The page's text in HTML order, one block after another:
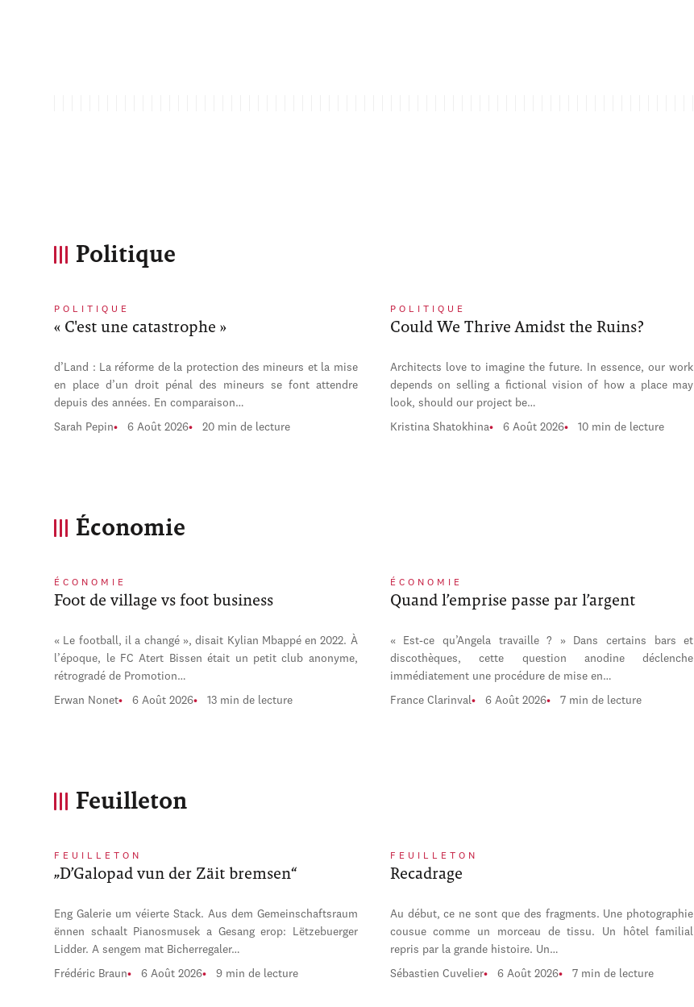
Politique
POLITIQUE
« C'est une catastrophe »
d’Land : La réforme de la protection des mineurs et la mise
en place d’un droit pénal des mineurs se font attendre
depuis des années. En comparaison…
Sarah Pepin 6 Août 2026 20 min de lecture
POLITIQUE
Could We Thrive Amidst the Ruins?
Architects love to imagine the future. In essence, our work
depends on selling a fictional vision of how a place may
look, should our project be…
Kristina Shatokhina 6 Août 2026 10 min de lecture
Économie
ÉCONOMIE
Foot de village vs foot business
« Le football, il a changé », disait Kylian Mbappé en 2022. À
l’époque, le FC Atert Bissen était un petit club anonyme,
rétrogradé de Promotion…
Erwan Nonet 6 Août 2026 13 min de lecture
ÉCONOMIE
Quand l’emprise passe par l’argent
« Est-ce qu’Angela travaille ? » Dans certains bars et
discothèques, cette question anodine déclenche
immédiatement une procédure de mise en…
France Clarinval 6 Août 2026 7 min de lecture
Feuilleton
FEUILLETON
„D’Galopad vun der Zäit bremsen“
Eng Galerie um véierte Stack. Aus dem Gemeinschaftsraum
ënnen schaalt Pianosmusek a Gesang erop: Lëtzebuerger
Lidder. A sengem mat Bicherregaler…
Frédéric Braun 6 Août 2026 9 min de lecture
FEUILLETON
Recadrage
Au début, ce ne sont que des fragments. Une photographie
cousue comme un morceau de tissu. Un hôtel familial
repris par la grande histoire. Un…
Sébastien Cuvelier 6 Août 2026 7 min de lecture